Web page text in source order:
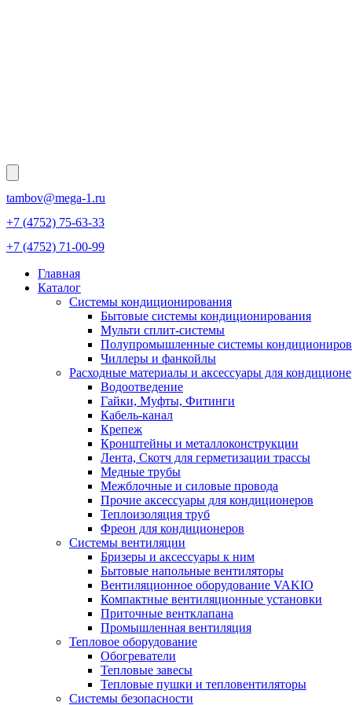
tambov@mega-1.ru
+7 (4752) 75-63-33
+7 (4752) 71-00-99
Главная
Каталог
Системы кондиционирования
Бытовые системы кондиционирования
Мульти сплит-системы
Полупромышленные системы
Чиллеры и фанкойлы
Расходные материалы и аксессуары для
Водоотведение
Гайки, Муфты, Фитинги
Кабель-канал
Крепеж
Кронштейны и металлоконструкции
Лента, Скотч для герметизации трассы
Медные трубы
Межблочные и силовые провода
Прочие аксессуары для кондиционеров
Теплоизоляция труб
Фреон для кондиционеров
Системы вентиляции
Бризеры и аксессуары к ним
Бытовые напольные вентиляторы
Вентиляционное оборудование VAKIO
Компактные вентиляционные установки
Приточные вентклапана
Промышленная вентиляция
Тепловое оборудование
Обогреватели
Тепловые завесы
Тепловые пушки и тепловентиляторы
Системы безопасности